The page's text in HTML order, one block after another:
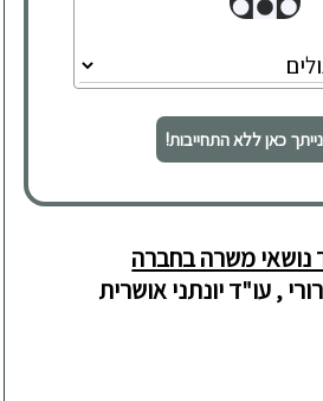
כאן ללא התחייבות!
נושאי משרה בחברה
, עו"ד יונתני אושרית